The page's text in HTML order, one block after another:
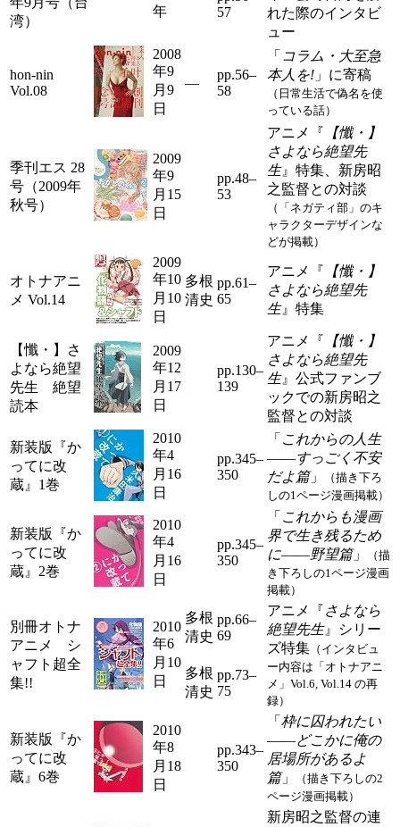
湾）
年
57
れた際のインタビ
ュー
hon-nin
Vol.08
2008
年9
月9
日
―
pp.56–
58
「 コラム・大至急
本人を! 」に寄稿
（日常生活で偽名を使
っている話）
季刊エス 28
号（2009年
秋号）
2009
年9
月15
日
pp.48–
53
アニメ『 【懺・】
さよなら絶望先
生』特集、新房昭
之監督との対談
（「ネガティ部」のキ
ャラクターデザインな
どが掲載）
オトナアニ
メ Vol.14
2009
年10
月10
日
多根
清史
pp.61–
65
アニメ『 【懺・】
さよなら絶望先
生』特集
【懺・】さ
よなら絶望
先生 絶望
読本
2009
年12
月17
日
pp.130–
139
アニメ『 【懺・】
さよなら絶望先
生』公式ファンブ
ックでの新房昭之
監督との対談
新装版『か
ってに改
蔵』1巻
2010
年4
月16
日
pp.345–
350
「 これからの人生
――すっごく不安
だよ篇」
（描き下ろ
しの1ページ漫画掲載）
新装版『か
ってに改
蔵』2巻
2010
年4
月16
日
pp.345–
350
「 これからも漫画
界で生き残るため
に――野望篇」
（描
き下ろしの1ページ漫画
掲載）
別冊オトナ
アニメ シ
ャフト超全
集!!
2010
年6
月10
日
多根
清史
pp.66–
69
アニメ『さよなら
絶望先生』シリー
ズ特集 （インタビュ
ー内容は「オトナアニ
メ」Vol.6, Vol.14 の再
録）
多根
清史
pp.73–
75
新装版『か
ってに改
蔵』6巻
2010
年8
月18
日
pp.343–
350
「 枠に囚われたい
――どこかに俺の
居場所があるよ
篇」
（描き下ろしの2
ページ漫画掲載）
新房昭之監督の連